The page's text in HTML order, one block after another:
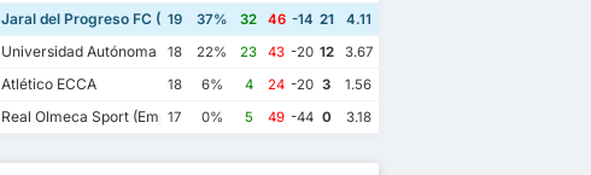
Jaral del Progreso FC (Ocoteros de Cuerámaro)
19 37% 32 46 -14 21
4.11
Universidad Autónoma de Zacatecas II
18 22% 23 43 -20 12
3.67
Atlético ECCA 18 6% 4 24 -20 3
1.56
Real Olmeca Sport (Empresarios del Rincón)
17 0% 5 49 -44 0 3.18